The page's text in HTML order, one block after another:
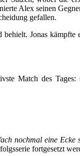
Alex seinen
gefallen.
Jonas
Match des
nochmal eine
fortgesetzt